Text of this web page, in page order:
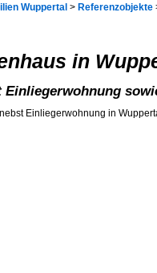
Wuppertal > Referenzobjekte
in
Einliegerwohnung